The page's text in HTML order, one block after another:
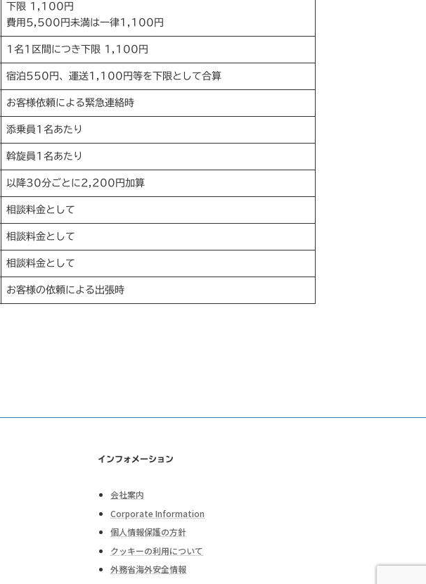
下限 1,100円
費用5,500円未満は一律1,100円
1名1区間につき下限 1,100円
宿泊550円、運送1,100円等を下限として合算
お客様依頼による緊急連絡時
添乗員1名あたり
斡旋員1名あたり
以降30分ごとに2,200円加算
相談料金として
相談料金として
相談料金として
お客様の依頼による出張時
インフォメーション
会社案内
Corporate Information
個人情報保護の方針
クッキーの利用について
外務省海外安全情報